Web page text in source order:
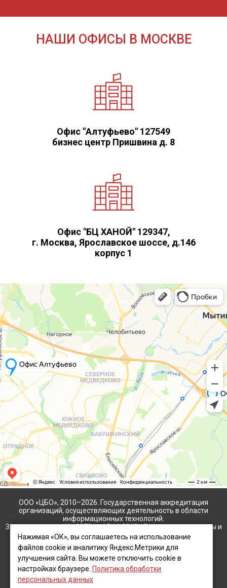
Нажимая «ОК», вы соглашаетесь на использование
файлов cookie и аналитику Яндекс.Метрики для
улучшения сайта. Вы можете отключить cookie в
настройках браузере. Политика обработки
персональных данных
НАШИ ОФИСЫ В МОСКВЕ
Офис "Алтуфьево" 127549
бизнес центр Пришвина д. 8
Офис "БЦ ХАНОЙ" 129347,
г. Москва, Ярославское шоссе, д.146
корпус 1
ООО «ЦБО», 2010–2026. Государственная аккредитация
организаций, осуществляющих деятельность в области
информационных технологий.
Запись в реестре No.2278 от 15.11.2012г. Все права защищены и
охраняются законом. Использование материалов сайта
разрешено только с письменного разрешения.
Инн 5047133439 КПП 504701001 ООО "Центр Бухгалтерского
Обслуживания"
Карта сайта Автор